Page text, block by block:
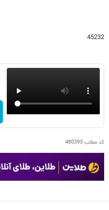
45232
کد مطلب480393